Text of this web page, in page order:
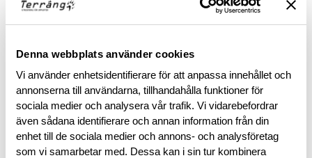
Denna webbplats använder cookies
Vi använder enhetsidentifierare för att anpassa innehållet och
annonserna till användarna, tillhandahålla funktioner för
sociala medier och analysera vår trafik. Vi vidarebefordrar
även sådana identifierare och annan information från din
enhet till de sociala medier och annons- och analysföretag
som vi samarbetar med. Dessa kan i sin tur kombinera
BESKRIVNING
RECENSIONER
OM VARUMÄRKET